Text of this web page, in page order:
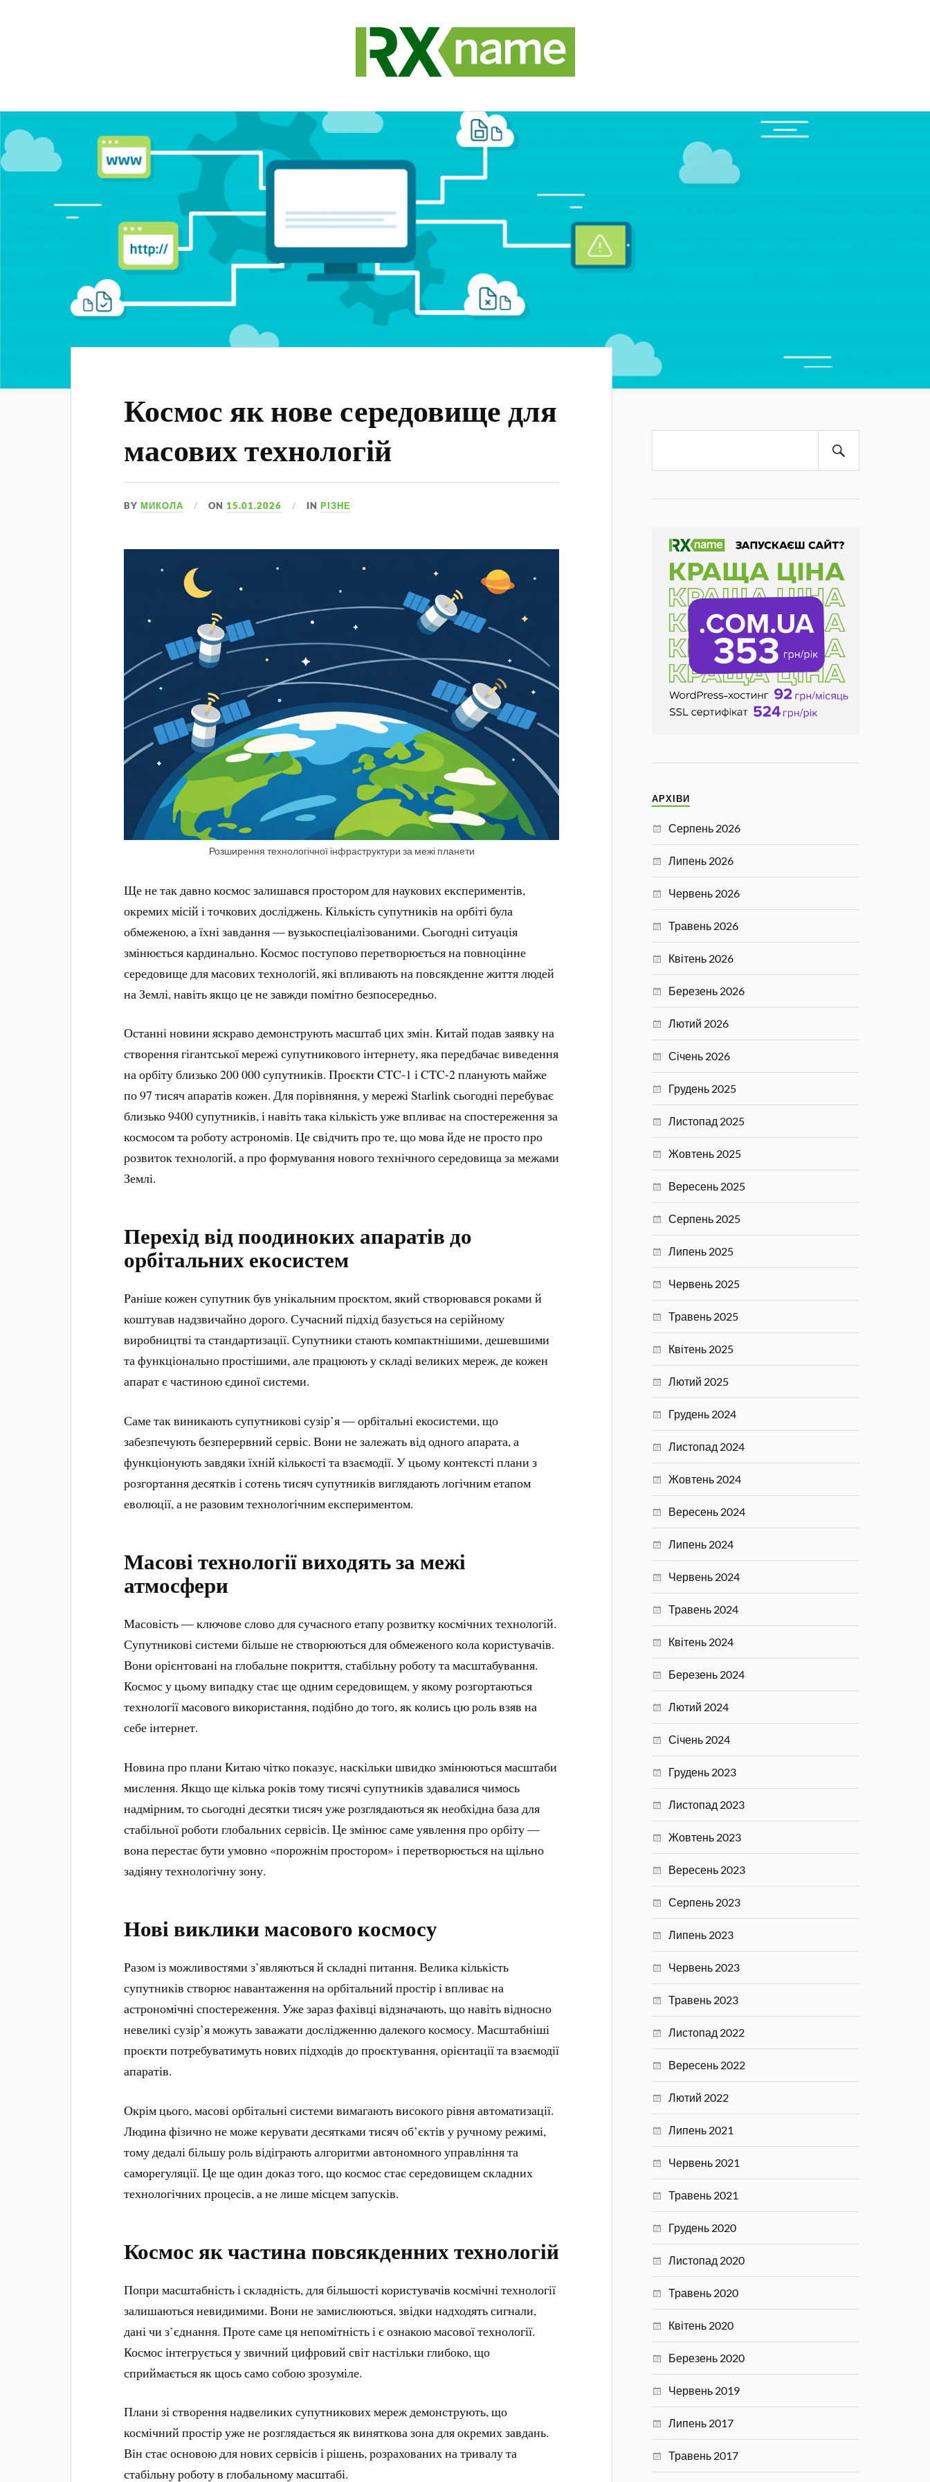
Космос як нове середовище для
масових технологій
BYМИКОЛА ON 15.01.2026 INРІЗНЕ
Розширення технологічної інфраструктури за межі планети
Ще не так давно космос залишався простором для наукових експериментів,
окремих місій і точкових досліджень. Кількість супутників на орбіті була
обмеженою, а їхні завдання — вузькоспеціалізованими. Сьогодні ситуація
змінюється кардинально. Космос поступово перетворюється на повноцінне
середовище для масових технологій, які впливають на повсякденне життя людей
на Землі, навіть якщо це не завжди помітно безпосередньо.
Останні новини яскраво демонструють масштаб цих змін. Китай подав заявку на
створення гігантської мережі супутникового інтернету, яка передбачає виведення
на орбіту близько 200 000 супутників. Проєкти CTC-1 і CTC-2 планують майже
по 97 тисяч апаратів кожен. Для порівняння, у мережі Starlink сьогодні перебуває
близько 9400 супутників, і навіть така кількість уже впливає на спостереження за
космосом та роботу астрономів. Це свідчить про те, що мова йде не просто про
розвиток технологій, а про формування нового технічного середовища за межами
Землі.
Перехід від поодиноких апаратів до
орбітальних екосистем
Раніше кожен супутник був унікальним проєктом, який створювався роками й
коштував надзвичайно дорого. Сучасний підхід базується на серійному
виробництві та стандартизації. Супутники стають компактнішими, дешевшими
та функціонально простішими, але працюють у складі великих мереж, де кожен
апарат є частиною єдиної системи.
Саме так виникають супутникові сузір’я — орбітальні екосистеми, що
забезпечують безперервний сервіс. Вони не залежать від одного апарата, а
функціонують завдяки їхній кількості та взаємодії. У цьому контексті плани з
розгортання десятків і сотень тисяч супутників виглядають логічним етапом
еволюції, а не разовим технологічним експериментом.
Масові технології виходять за межі
атмосфери
Масовість — ключове слово для сучасного етапу розвитку космічних технологій.
Супутникові системи більше не створюються для обмеженого кола користувачів.
Вони орієнтовані на глобальне покриття, стабільну роботу та масштабування.
Космос у цьому випадку стає ще одним середовищем, у якому розгортаються
технології масового використання, подібно до того, як колись цю роль взяв на
себе інтернет.
Новина про плани Китаю чітко показує, наскільки швидко змінюються масштаби
мислення. Якщо ще кілька років тому тисячі супутників здавалися чимось
надмірним, то сьогодні десятки тисяч уже розглядаються як необхідна база для
стабільної роботи глобальних сервісів. Це змінює саме уявлення про орбіту —
вона перестає бути умовно «порожнім простором» і перетворюється на щільно
задіяну технологічну зону.
Нові виклики масового космосу
Разом із можливостями з’являються й складні питання. Велика кількість
супутників створює навантаження на орбітальний простір і впливає на
астрономічні спостереження. Уже зараз фахівці відзначають, що навіть відносно
невеликі сузір’я можуть заважати дослідженню далекого космосу. Масштабніші
проєкти потребуватимуть нових підходів до проєктування, орієнтації та взаємодії
апаратів.
Окрім цього, масові орбітальні системи вимагають високого рівня автоматизації.
Людина фізично не може керувати десятками тисяч об’єктів у ручному режимі,
тому дедалі більшу роль відіграють алгоритми автономного управління та
саморегуляції. Це ще один доказ того, що космос стає середовищем складних
технологічних процесів, а не лише місцем запусків.
Космос як частина повсякденних технологій
Попри масштабність і складність, для більшості користувачів космічні технології
залишаються невидимими. Вони не замислюються, звідки надходять сигнали,
дані чи з’єднання. Проте саме ця непомітність і є ознакою масової технології.
Космос інтегрується у звичний цифровий світ настільки глибоко, що
сприймається як щось само собою зрозуміле.
Плани зі створення надвеликих супутникових мереж демонструють, що
космічний простір уже не розглядається як виняткова зона для окремих завдань.
Він стає основою для нових сервісів і рішень, розрахованих на тривалу та
стабільну роботу в глобальному масштабі.
АРХІВИ
Серпень 2026
Липень 2026
Червень 2026
Травень 2026
Квітень 2026
Березень 2026
Лютий 2026
Січень 2026
Грудень 2025
Листопад 2025
Жовтень 2025
Вересень 2025
Серпень 2025
Липень 2025
Червень 2025
Травень 2025
Квітень 2025
Лютий 2025
Грудень 2024
Листопад 2024
Жовтень 2024
Вересень 2024
Липень 2024
Червень 2024
Травень 2024
Квітень 2024
Березень 2024
Лютий 2024
Січень 2024
Грудень 2023
Листопад 2023
Жовтень 2023
Вересень 2023
Серпень 2023
Липень 2023
Червень 2023
Травень 2023
Листопад 2022
Вересень 2022
Лютий 2022
Липень 2021
Червень 2021
Травень 2021
Грудень 2020
Листопад 2020
Травень 2020
Квітень 2020
Березень 2020
Червень 2019
Липень 2017
Травень 2017